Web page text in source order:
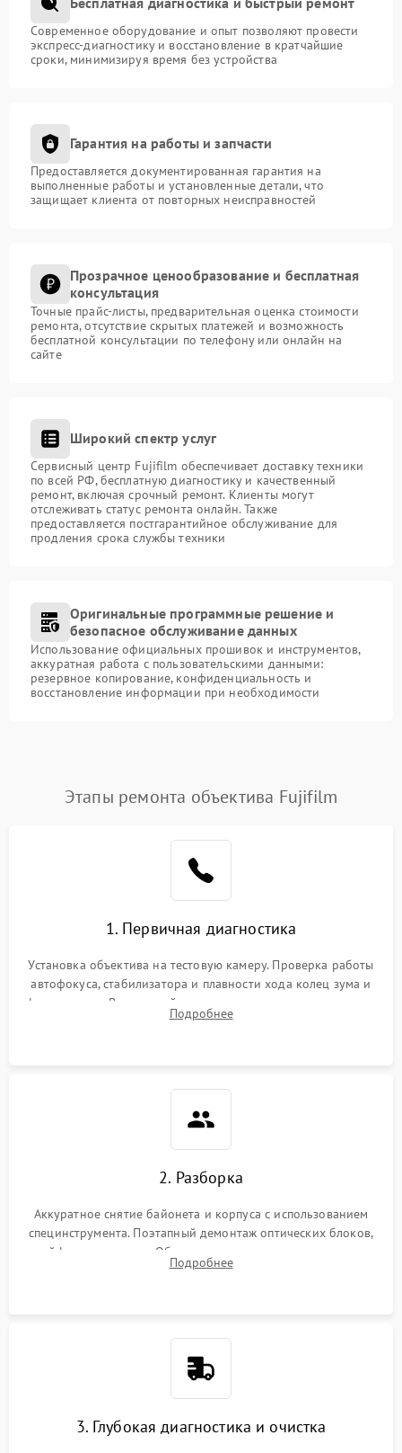
Современное оборудование и опыт позволяют провести
экспресс-диагностику и восстановление в кратчайшие
сроки, минимизируя время без устройства
Гарантия на работы и запчасти
Предоставляется документированная гарантия на
выполненные работы и установленные детали, что
защищает клиента от повторных неисправностей
Прозрачное ценообразование и бесплатная
консультация
Точные прайс-листы, предварительная оценка стоимости
ремонта, отсутствие скрытых платежей и возможность
бесплатной консультации по телефону или онлайн на
сайте
Широкий спектр услуг
Сервисный центр Fujifilm обеспечивает доставку техники
по всей РФ, бесплатную диагностику и качественный
ремонт, включая срочный ремонт. Клиенты могут
отслеживать статус ремонта онлайн. Также
предоставляется постгарантийное обслуживание для
продления срока службы техники
Оригинальные программные решение и
безопасное обслуживание данных
Использование официальных прошивок и инструментов,
аккуратная работа с пользовательскими данными:
резервное копирование, конфиденциальность и
восстановление информации при необходимости
Этапы ремонта объектива Fujifilm
1. Первичная диагностика
Установка объектива на тестовую камеру. Проверка работы
автофокуса, стабилизатора и плавности хода колец зума и
фокусировки. Визуальный осмотр линз на наличие царапин,
грибка, пыли и оценка состояния контактов байонета.
Подробнее
2. Разборка
Аккуратное снятие байонета и корпуса с использованием
специнструмента. Поэтапный демонтаж оптических блоков,
шлейфов и приводов. Обязательная маркировка положения
линзовых групп для сохранения заводской центровки при
Подробнее
3. Глубокая диагностика и очистка